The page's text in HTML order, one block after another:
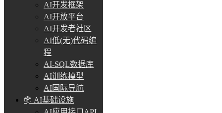
AI开发框架
AI开放平台
AI开发者社区
AI低(无)代码编
程
AI-SQL数据库
AI训练模型
AI国际导航
AI基础设施